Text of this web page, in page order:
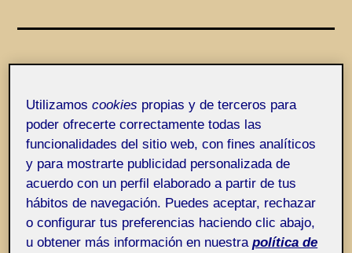
Utilizamoscookies propias y de terceros para
poder ofrecerte correctamente todas las
funcionalidades del sitio web, con fines analíticos
y para mostrarte publicidad personalizada de
acuerdo con un perfil elaborado a partir de tus
hábitos de navegación. Puedes aceptar, rechazar
o configurar tus preferencias haciendo clic abajo,
u obtener más información en nuestra política de